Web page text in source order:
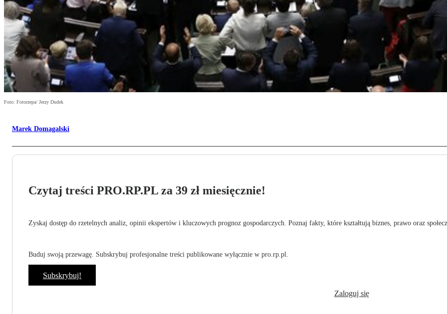
Foto: Fotorzepa/ Jerzy Dudek
Marek Domagalski
Czytaj treści PRO.RP.PL za 39 zł miesięcznie!
Zyskaj dostęp do rzetelnych analiz, opinii ekspertów i kluczowych prognoz gospodarczych. Poznaj fakty, które kształtują biznes, prawo oraz
Buduj swoją przewagę. Subskrybuj profesjonalne treści publikowane wyłącznie w pro.rp.pl.
Subskrybuj!
Zaloguj się